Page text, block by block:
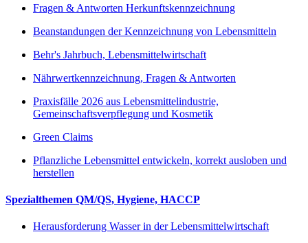
Fragen & Antworten Herkunftskennzeichnung
Beanstandungen der Kennzeichnung von Lebensmitteln
Behr's Jahrbuch, Lebensmittelwirtschaft
Nährwertkennzeichnung, Fragen & Antworten
Praxisfälle 2026 aus Lebensmittelindustrie,
Gemeinschaftsverpflegung und Kosmetik
Green Claims
Pflanzliche Lebensmittel entwickeln, korrekt ausloben und
herstellen
Spezialthemen QM/QS, Hygiene, HACCP
Herausforderung Wasser in der Lebensmittelwirtschaft